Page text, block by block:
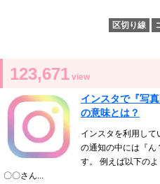
区切り線
123,671 view
インスタで『写
の意味とは？
インスタを利用して
の通知の中には『ん
す。 例えば以下の
〇〇さん...